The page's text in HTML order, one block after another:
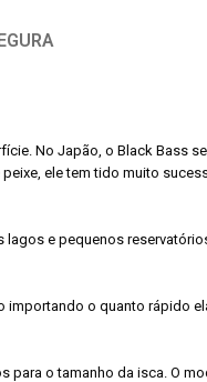
No Japão, o Black Bass
ele tem tido muito
e pequenos
o quanto rápido
o tamanho da isca. O